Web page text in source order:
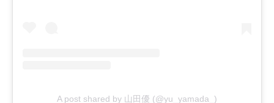
A post shared by 山田優 (@yu_yamada_)